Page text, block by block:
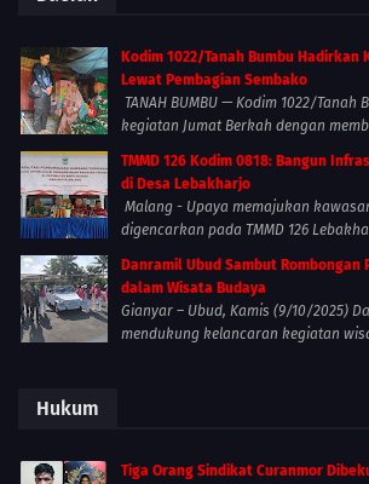
Kodim 1022/Tanah Bumbu Hadirkan
Lewat Pembagian Sembako
TANAH BUMBU — Kodim 1022/Tanah
kegiatan Jumat Berkah dengan
TMMD 126 Kodim 0818: Bangun
di Desa Lebakharjo
Malang - Upaya memajukan
digencarkan pada TMMD 126
Danramil Ubud Sambut Rombongan
dalam Wisata Budaya
Gianyar – Ubud, Kamis (9/10/2025)
mendukung kelancaran kegiatan
Hukum
Tiga Orang Sindikat Curanmor